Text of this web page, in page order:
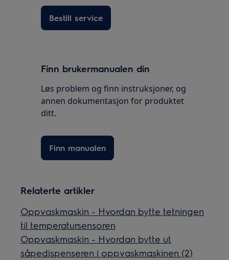
Bestill service
Finn brukermanualen din
Løs problem og finn instruksjoner, og
annen dokumentasjon for produktet
ditt.
Finn manualen
Relaterte artikler
Oppvaskmaskin - Hvordan bytte tetningen
til temperatursensoren
Oppvaskmaskin - Hvordan bytte ut
såpedispenseren i oppvaskmaskinen (2)